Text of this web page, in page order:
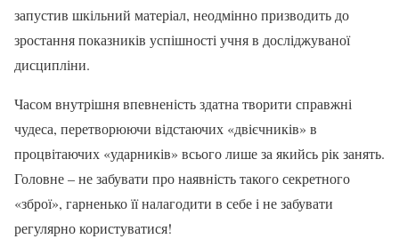
запустив шкільний матеріал, неодмінно призводить до
зростання показників успішності учня в досліджуваної
дисципліни.
Часом внутрішня впевненість здатна творити справжні
чудеса, перетворюючи відстаючих «двієчників» в
процвітаючих «ударників» всього лише за якийсь рік занять.
Головне – не забувати про наявність такого секретного
«зброї», гарненько її налагодити в себе і не забувати
регулярно користуватися!